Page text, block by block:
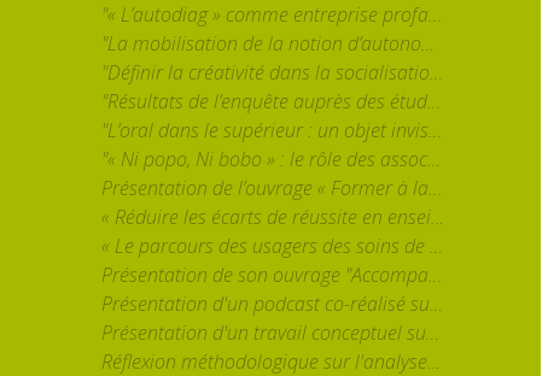
"« L’autodiag » comme entreprise profane de construction de la réalité sociale d’un trouble psychiatrique" par Alexandre Lenrumé
"La mobilisation de la notion d’autonomie dans l’intervention en santé mentale : étude en contexte de soutien à l’habitation au Québec" par Andréanne Courtemanche
"Définir la créativité dans la socialisation scolaire" par Alexandra Syskova (CASPER, UCLouvain Saint-Louis - Bruxelles)
"Résultats de l’enquête auprès des étudiants de l’Université Saint-Louis Bruxelles de la recherche-action "Lutter contre l’échec. Repenser la relation pédagogique ». " par Véronique Degraef (CASPER, UCLouvain Saint-Louis Bruxelles)
"L’oral dans le supérieur : un objet invisibilisé dans la recherche, mais omniprésent" par Caroline Scheepers (CASPER, UCLouvain Saint-Louis Bruxelles)
"« Ni popo, Ni bobo » : le rôle des associations culturelles en quartier populaire." par Alice Le Gall-Cécillon (LIER-FYT)
Présentation de l’ouvrage « Former à la lecture, former par la lecture dans le supérieur » (à paraître, 2024) par Caroline Scheepers (CASPER, UCLouvain Saint-Louis Bruxelles)
« Réduire les écarts de réussite en enseignement supérieur : le rôle clef des pratiques enseignantes observées. » par Justine Jacquemart (UCLouvain)
« Le parcours des usagers des soins de santé mentale en Belgique : un objet à (re)penser dans le contexte de la réforme ‘Psy 107’ » par Sophie Pesesse (CASPER)
Présentation de son ouvrage "Accompagner le mémoire en formation d'enseignants" par C. Scheepers
Présentation d'un podcast co-réalisé sur la loyauté, le militantisme et l'existence en conditions extrêmes, par J.-M. Chaumont
Présentation d'un travail conceptuel sur l'accompagnement entre pairs dans l'enseignement supérieur, par K. Dejean et S. Giraldo
Réflexion méthodologique sur l'analyse d'entretiens avec des jeunes en réinsertion confrontés à du coaching, par A. Bregeon-Poirault